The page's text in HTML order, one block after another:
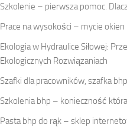
Szkolenie – pierwsza pomoc.
Prace na wysokości – mycie
Ekologia w Hydraulice Siłowej:
Ekologicznych Rozwiązaniach
Szafki dla pracowników, szafka bhp
Szkolenia bhp – konieczność
Pasta bhp do rąk – sklep